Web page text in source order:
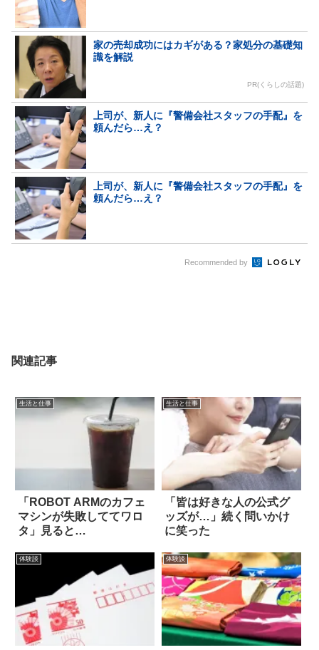
家の売却成功にはカギがある？家処分の基礎知
識を解説
PR(くらしの話題)
上司が、新人に『警備会社スタッフの手配』を
頼んだら…え？
上司が、新人に『警備会社スタッフの手配』を
頼んだら…え？
Recommended by
関連記事
生活と仕事
「ROBOT ARMのカフェ
マシンが失敗しててワロ
タ」見ると…
生活と仕事
「皆は好きな人の公式グ
ッズが…」続く問いかけ
に笑った
体験談 体験談